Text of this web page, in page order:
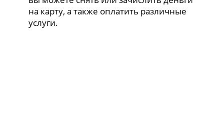
на карту, а также оплатить различные
услуги.